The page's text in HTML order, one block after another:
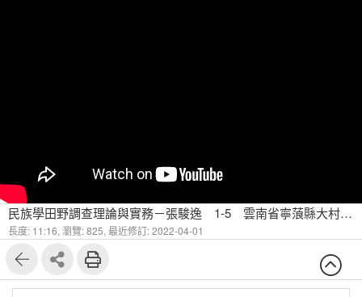
民族學田野調查理論與實務－張駿逸 1-5 雲南省寧蒗縣大村普米族民居建築藝術
長度: 11:16, 瀏覽: 825, 最近修訂: 2022-04-01